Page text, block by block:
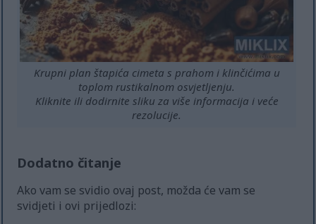
Krupni plan štapića cimeta s prahom i klinčićima u
toplom rustikalnom osvjetljenju.
Kliknite ili dodirnite sliku za više informacija i veće
rezolucije.
Dodatno čitanje
Ako vam se svidio ovaj post, možda će vam se
svidjeti i ovi prijedlozi: